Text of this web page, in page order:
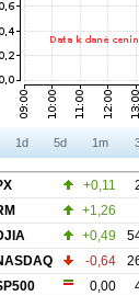
1d 5d 1m
+0,11
+1,26
+0,49
-0,64
0,00